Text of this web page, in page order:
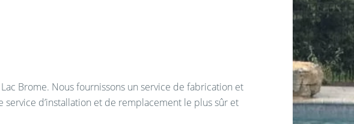
Brome. Nous fournissons un service de fabrication et
d’installation et de remplacement le plus sûr et